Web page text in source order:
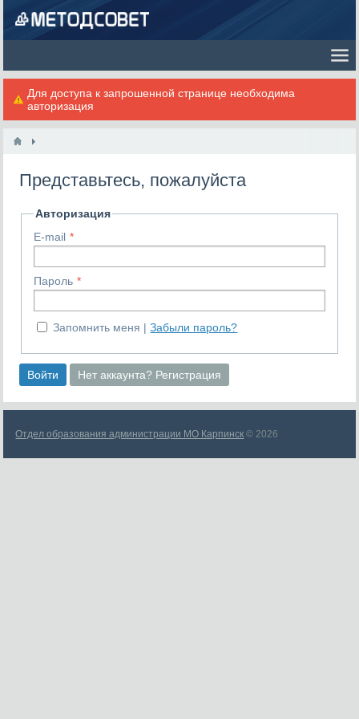
Для доступа к запрошенной странице необходима
авторизация
Представьтесь, пожалуйста
Авторизация
E-mail
Пароль
Запомнить меня Забыли пароль?
Войти Нет аккаунта? Регистрация
Отдел образования администрации МО Карпинск © 2026